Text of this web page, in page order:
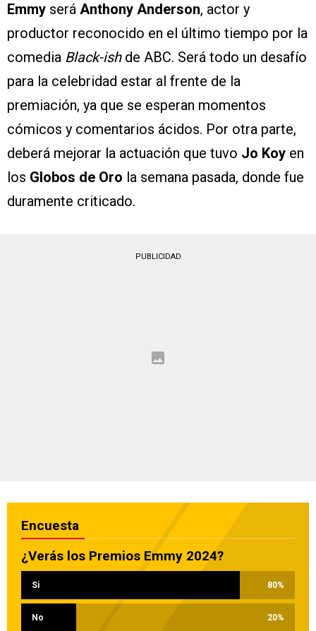
Emmy será Anthony Anderson, actor y
productor reconocido en el último tiempo por la
comedia Black-ishde ABC. Será todo un desafío
para la celebridad estar al frente de la
premiación, ya que se esperan momentos
cómicos y comentarios ácidos. Por otra parte,
deberá mejorar la actuación que tuvo Jo Koy en
los Globos de Oro la semana pasada, donde fue
duramente criticado.
PUBLICIDAD
Encuesta
¿Verás los Premios Emmy 2024?
Si 80%
No 20%